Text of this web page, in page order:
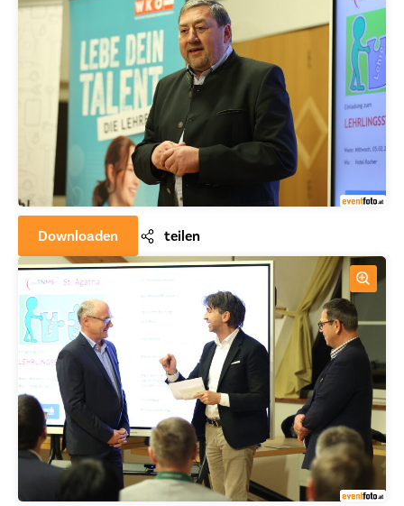
Downloaden teilen